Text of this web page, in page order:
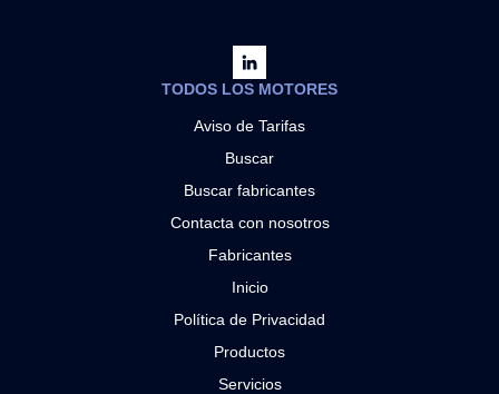
TODOS LOS MOTORES
Aviso de Tarifas
Buscar
Buscar fabricantes
Contacta con nosotros
Fabricantes
Inicio
Política de Privacidad
Productos
Servicios